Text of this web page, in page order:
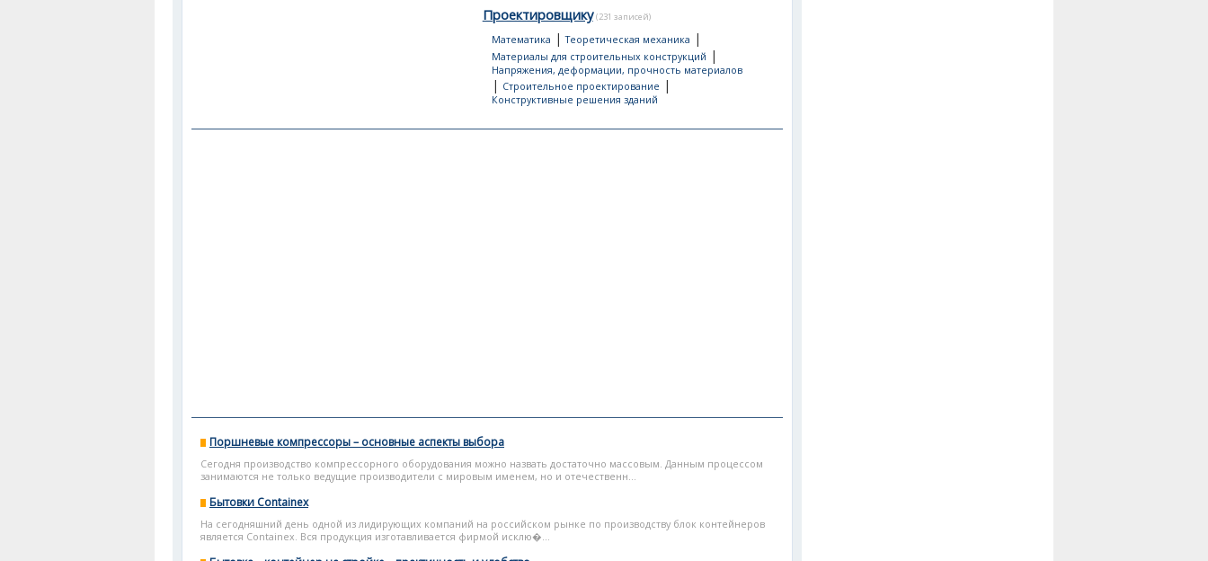
Проектировщику (231 записей)
Математика |Теоретическая механика |
Материалы для строительных конструкций |
Напряжения, деформации, прочность материалов
| Строительное проектирование |
Конструктивные решения зданий
Поршневые компрессоры – основные аспекты выбора
Сегодня производство компрессорного оборудования можно назвать достаточно массовым. Данным процессом
занимаются не только ведущие производители с мировым именем, но и отечественн...
Бытовки Containex
На сегодняшний день одной из лидирующих компаний на российском рынке по производству блок контейнеров
является Containex. Вся продукция изготавливается фирмой исклю�...